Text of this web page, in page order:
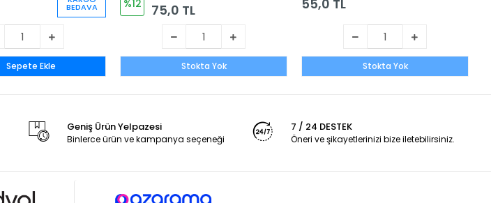
BEDAVA
Sepete Ekle
%12
75,0 TL
Stokta Yok
55,0 TL
Stokta Yok
Geniş Ürün Yelpazesi
Binlerce ürün ve kampanya seçeneği
7 / 24 DESTEK
Öneri ve şikayetlerinizi bize iletebilirsiniz.